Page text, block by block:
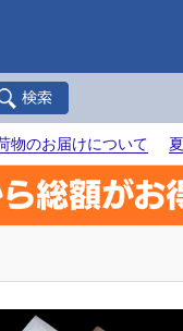
物のお届けについて